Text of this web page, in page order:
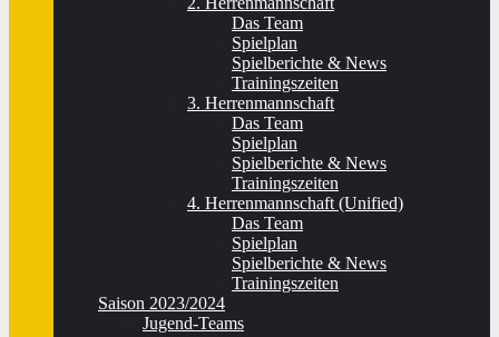
Das Team
Spielplan
Spielberichte & News
Trainingszeiten
3. Herrenmannschaft
Das Team
Spielplan
Spielberichte & News
Trainingszeiten
4. Herrenmannschaft (Unified)
Das Team
Spielplan
Spielberichte & News
Trainingszeiten
Saison 2023/2024
Jugend-Teams